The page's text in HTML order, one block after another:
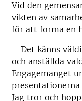
Vid den
vikten av
för att forma en
– Det känns
och anställda
Engagemanget
Jag tror och